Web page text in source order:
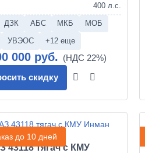
400 л.с.
ДЗК АБС МКБ
МОБ
УВЭОС +12 еще
000 руб.
скидку
до 10 дней
43118 тягач с КМУ